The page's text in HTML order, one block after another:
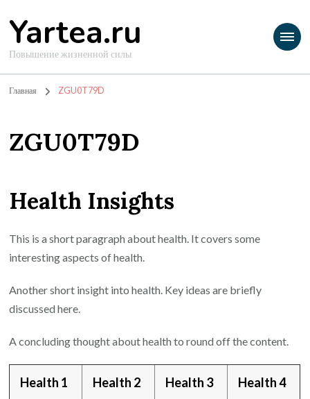
Yartea.ru
Повышение жизненной силы
Главная ZGU0T79D
ZGU0T79D
Health Insights
This is a short paragraph about health. It covers some
interesting aspects of health.
Another short insight into health. Key ideas are briefly
discussed here.
A concluding thought about health to round off the content.
Health 1 Health 2 Health 3 Health 4